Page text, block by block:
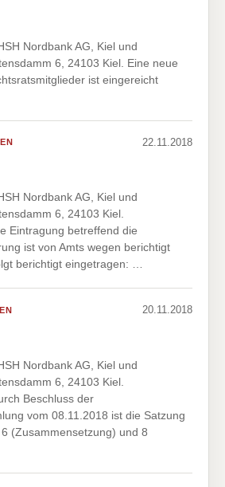
Nordbank AG, Kiel und
6, 24103 Kiel. Eine neue
ist eingereicht
22.11.2018
Nordbank AG, Kiel und
6, 24103 Kiel.
Eintragung betreffend die
ist von Amts wegen berichtigt
berichtigt eingetragen: …
20.11.2018
Nordbank AG, Kiel und
6, 24103 Kiel.
Beschluss der
vom 08.11.2018 ist die Satzung
(Zusammensetzung) und 8